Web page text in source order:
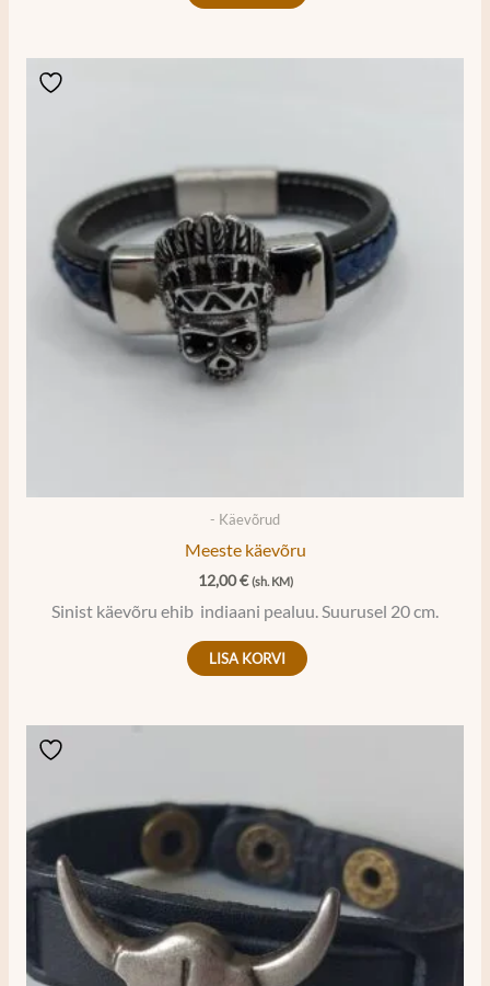
- Käevõrud
Meeste käevõru
12,00€ (sh. KM)
Sinist käevõru ehib indiaani pealuu. Suurusel 20 cm.
LISA KORVI